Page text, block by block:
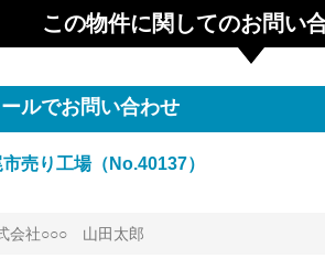
この物件に関してのお問い
ルでお問い合わせ
市売り工場（No.40137）